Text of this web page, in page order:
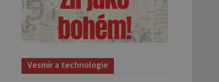
Vesmír a technologie